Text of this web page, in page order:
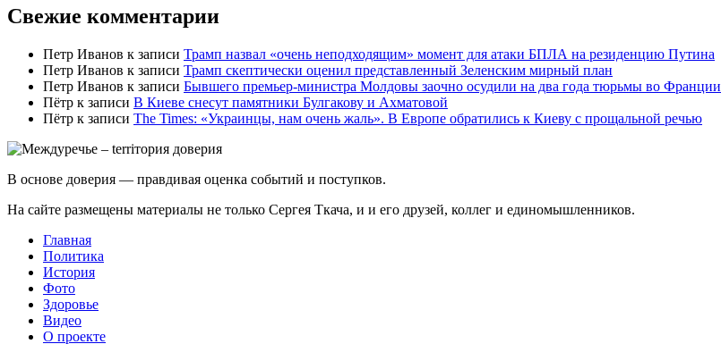
Свежие комментарии
Петр Иванов к записи Трамп назвал «очень неподходящим» момент для атаки БПЛА на резиденцию Путина
Петр Иванов к записи Трамп скептически оценил представленный Зеленским мирный план
Петр Иванов к записи Бывшего премьер-министра Молдовы заочно осудили на два года тюрьмы во Франции
Пётр к записи В Киеве снесут памятники Булгакову и Ахматовой
Пётр к записи Тhe Times: «Украинцы, нам очень жаль». В Европе обратились к Киеву с прощальной речью
В основе доверия — правдивая оценка событий и поступков.
На сайте размещены материалы не только Сергея Ткача, и и его друзей, коллег и единомышленников.
Главная
Политика
История
Фото
Здоровье
Видео
О проекте